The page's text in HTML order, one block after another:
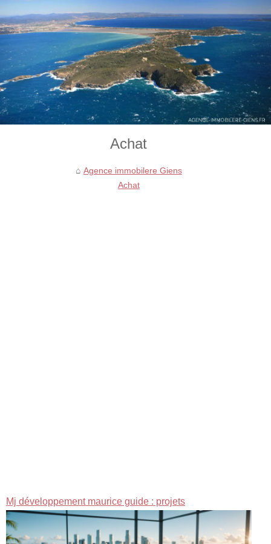
Achat
Agence immobilere Giens
Achat
Mj développement maurice guide : projets